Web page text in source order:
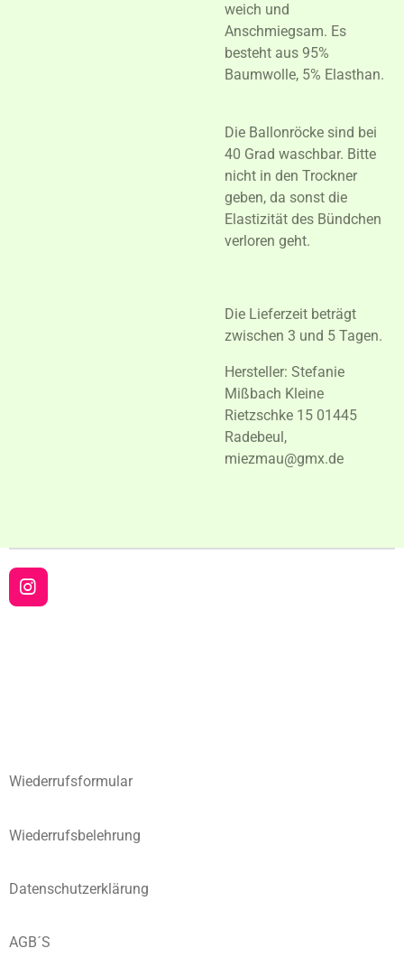
weich und
Anschmiegsam. Es
besteht aus 95%
Baumwolle, 5% Elasthan.
Die Ballonröcke sind bei
40 Grad waschbar. Bitte
nicht in den Trockner
geben, da sonst die
Elastizität des Bündchen
verloren geht.
Die Lieferzeit beträgt
zwischen 3 und 5 Tagen.
Hersteller: Stefanie
Mißbach Kleine
Rietzschke 15 01445
Radebeul,
miezmau@gmx.de
I
n
Wiederrufsformular
Wiederrufsbelehrung
Datenschutzerklärung
AGB´S